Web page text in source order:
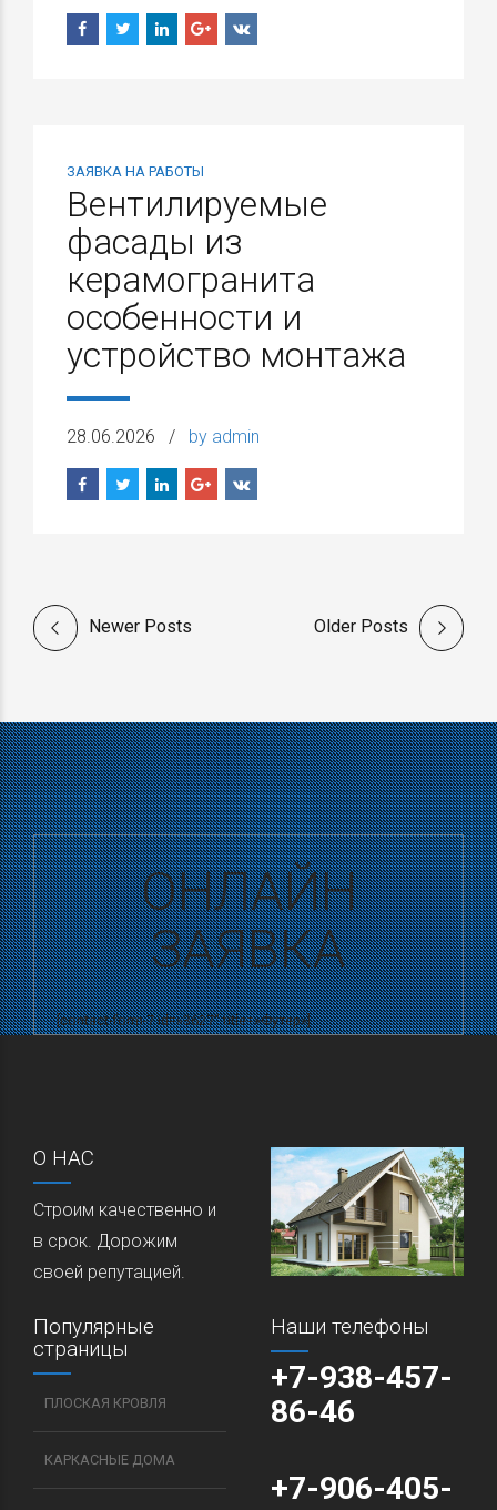
ЗАЯВКА НА РАБОТЫ
Вентилируемые
фасады из
керамогранита
особенности и
устройство монтажа
28.06.2026 by admin
Newer Posts Older Posts
ОНЛАЙН
ЗАЯВКА
[contact-form-7 id=»3627″ title=»Футер»]
О НАС
Строим качественно и
в срок. Дорожим
своей репутацией.
Популярные
страницы
ПЛОСКАЯ КРОВЛЯ
КАРКАСНЫЕ ДОМА
Наши телефоны
+7-938-457-
86-46
+7-906-405-